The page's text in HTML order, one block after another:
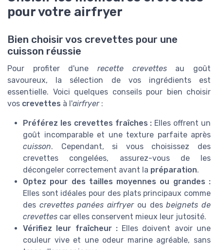
pour votre airfryer
Bien choisir vos crevettes pour une
cuisson réussie
Pour profiter d'une recette crevettesau goût
savoureux, la sélection de vos ingrédients est
essentielle. Voici quelques conseils pour bien choisir
vos crevettes à l'airfryer:
Préférez les crevettes fraîches : Elles offrent un
goût incomparable et une texture parfaite après
cuisson. Cependant, si vous choisissez des
crevettes congelées, assurez-vous de les
décongeler correctement avant la préparation.
Optez pour des tailles moyennes ou grandes :
Elles sont idéales pour des plats principaux comme
des crevettes panées airfryerou desbeignets de
crevettes car elles conservent mieux leur jutosité.
Vérifiez leur fraîcheur :Elles doivent avoir une
couleur vive et une odeur marine agréable, sans